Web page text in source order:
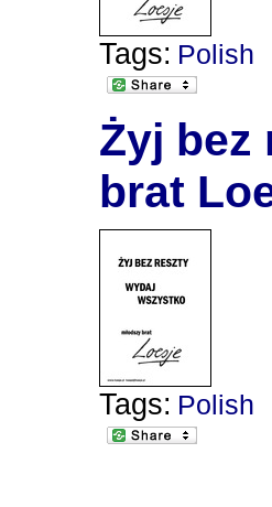
Tags: Polish
Żyj bez
brat
Tags: Polish